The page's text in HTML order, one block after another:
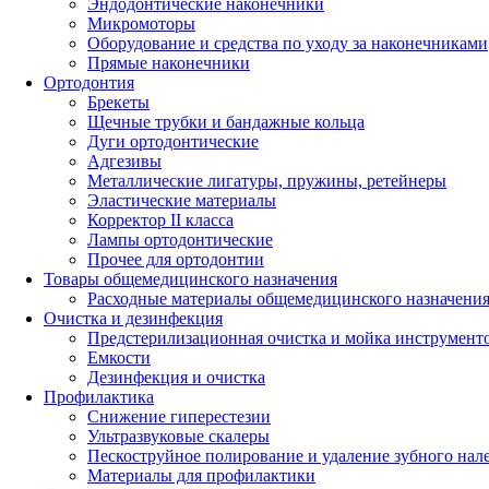
Микромоторы
Оборудование и средства по уходу за наконечниками
Прямые наконечники
Ортодонтия
Брекеты
Щечные трубки и бандажные кольца
Дуги ортодонтические
Адгезивы
Металлические лигатуры, пружины, ретейнеры
Эластические материалы
Корректор II класса
Лампы ортодонтические
Прочее для ортодонтии
Товары общемедицинского назначения
Расходные материалы общемедицинского назначения
Очистка и дезинфекция
Предстерилизационная очистка и мойка
Емкости
Дезинфекция и очистка
Профилактика
Снижение гиперестезии
Ультразвуковые скалеры
Пескоструйное полирование и удаление зубного
Материалы для профилактики